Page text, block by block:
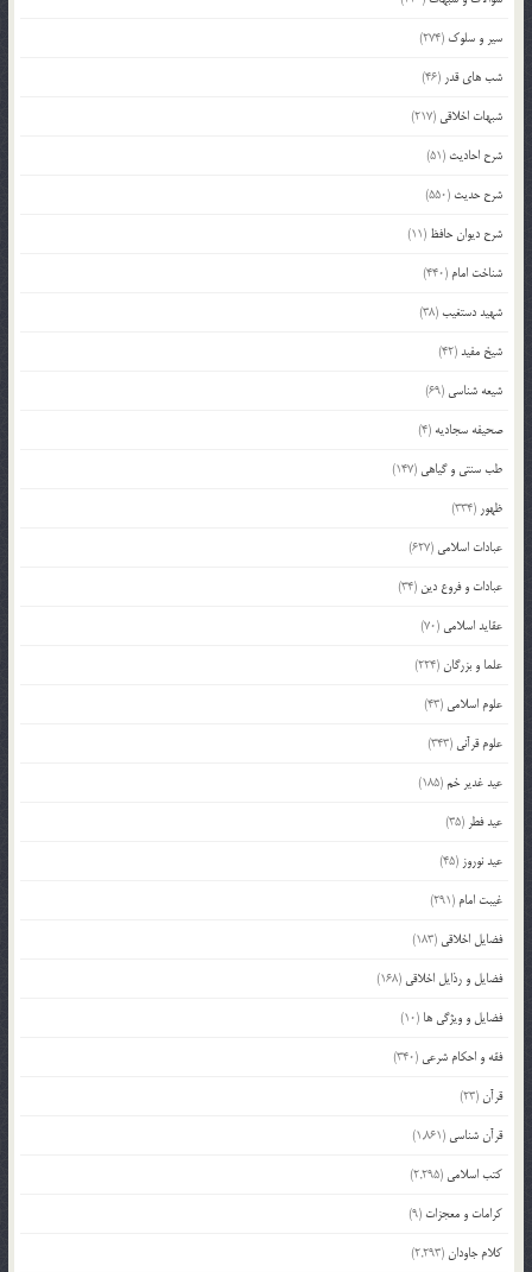
سیر و سلوک (274)
شب های قدر (46)
شبهات اخلاقی (217)
شرح احادیث (51)
شرح حدیث (550)
شرح دیوان حافظ (11)
شناخت امام (440)
شهید دستغیب(38)
شیخ مفید(42)
شیعه شناسی (69)
صحیفه سجادیه (4)
طب سنتی و گیاهی (147)
ظهور (334)
عبادات اسلامی (627)
عبادات و فروع دین (34)
عقاید اسلامی (70)
علما و بزرگان(224)
علوم اسلامی (43)
علوم قرآنی (343)
عید غدیر خم(185)
عید فطر (35)
عید نوروز (45)
غیبت امام (291)
فضایل اخلاقی (183)
فضایل و رذایل اخلاقی (168)
فضایل و ویژگی ها (10)
فقه و احکام شرعی (340)
قرآن(23)
قرآن شناسی (1,861)
کتب اسلامی (2,295)
کرامات و معجزات (9)
کلام جاودان(2,293)